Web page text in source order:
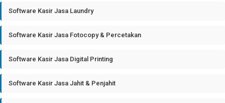
Software Kasir Jasa Laundry
Software Kasir Jasa Fotocopy & Percetakan
Software Kasir Jasa Digital Printing
Software Kasir Jasa Jahit & Penjahit